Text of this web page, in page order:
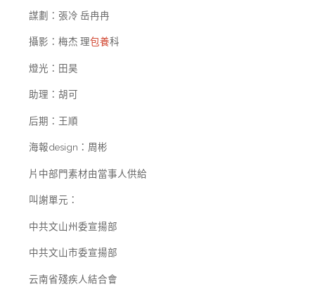
謀劃：張冷 岳冉冉
攝影：梅杰 理包養科
燈光：田昊
助理：胡可
后期：王順
海報design：周彬
片中部門素材由當事人供給
叫謝單元：
中共文山州委宣揚部
中共文山市委宣揚部
云南省殘疾人結合會